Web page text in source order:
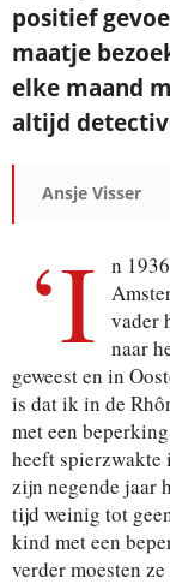
positief
maatje
elke maand
altijd
Ansje Visser
‘I
n
vader
naar
geweest en in
is dat ik in de
met een
heeft spierzwakte
zijn negende jaar
tijd weinig tot
kind met een
verder moesten